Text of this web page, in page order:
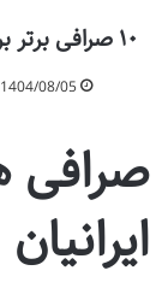
۱۰ صرافی برتر برای ایرانیان: امن و بدون تحریم (2024)
1404/08/05
صرافی
ایرانیان